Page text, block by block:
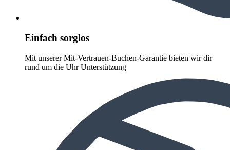
Einfach sorglos
Mit unserer Mit-Vertrauen-Buchen-Garantie bieten wir dir
rund um die Uhr Unterstützung